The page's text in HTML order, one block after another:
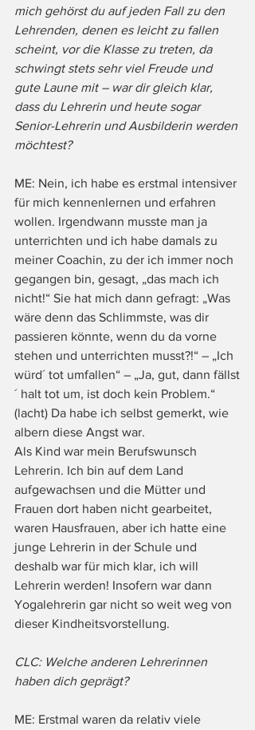
mich gehörst du auf jeden Fall zu den
Lehrenden, denen es leicht zu fallen
scheint, vor die Klasse zu treten, da
schwingt stets sehr viel Freude und
gute Laune mit – war dir gleich klar,
dass du Lehrerin und heute sogar
Senior-Lehrerin und Ausbilderin werden
möchtest?
ME: Nein, ich habe es erstmal intensiver
für mich kennenlernen und erfahren
wollen. Irgendwann musste man ja
unterrichten und ich habe damals zu
meiner Coachin, zu der ich immer noch
gegangen bin, gesagt, „das mach ich
nicht!“ Sie hat mich dann gefragt: „Was
wäre denn das Schlimmste, was dir
passieren könnte, wenn du da vorne
stehen und unterrichten musst?!“ – „Ich
würd´ tot umfallen“ – „Ja, gut, dann fällst
´ halt tot um, ist doch kein Problem.“
(lacht) Da habe ich selbst gemerkt, wie
albern diese Angst war.
Als Kind war mein Berufswunsch
Lehrerin. Ich bin auf dem Land
aufgewachsen und die Mütter und
Frauen dort haben nicht gearbeitet,
waren Hausfrauen, aber ich hatte eine
junge Lehrerin in der Schule und
deshalb war für mich klar, ich will
Lehrerin werden! Insofern war dann
Yogalehrerin gar nicht so weit weg von
dieser Kindheitsvorstellung.
CLC: Welche anderen Lehrerinnen
haben dich geprägt?
ME: Erstmal waren da relativ viele